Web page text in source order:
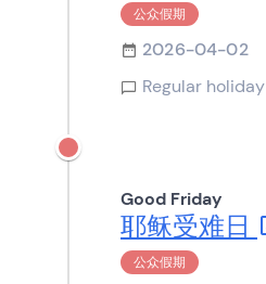
公众假期
2026-04-02
Regular holiday
Good Friday
耶稣受难日
公众假期